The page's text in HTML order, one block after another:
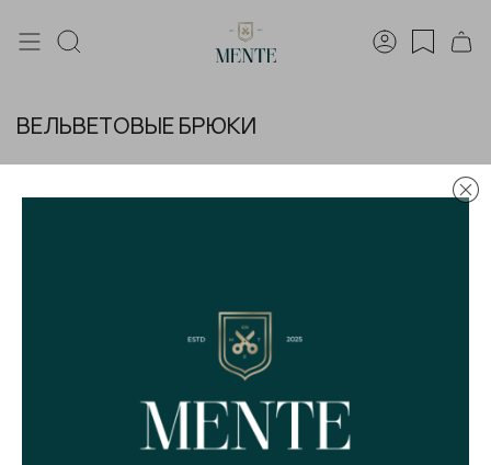
ВЕЛЬВЕТОВЫЕ БРЮКИ
Брюки вельветовые мужские -
купить актуальную модель из
европейского вельвета